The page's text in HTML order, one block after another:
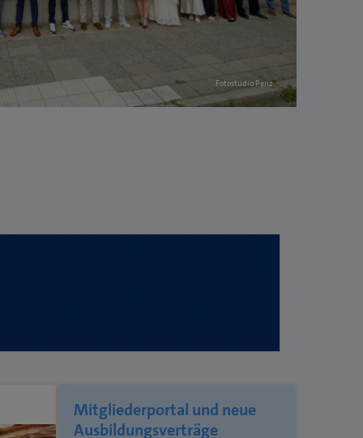
Fotostudio Penz
Mitgliederportal und neue
Ausbildungsverträge